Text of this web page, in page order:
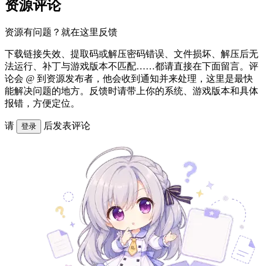
资源评论
资源有问题？就在这里反馈
下载链接失效、提取码或解压密码错误、文件损坏、解压后无
法运行、补丁与游戏版本不匹配……都请直接在下面留言。评
论会 @ 到资源发布者，他会收到通知并来处理，这里是最快
能解决问题的地方。反馈时请带上你的系统、游戏版本和具体
报错，方便定位。
请 登录 后发表评论